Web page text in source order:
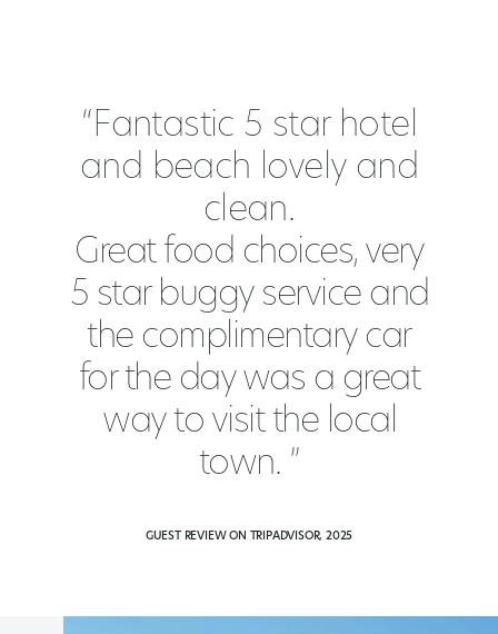
“Fantastic 5 star hotel
and beach lovely and
clean.
Great food choices, very
5 star buggy service and
the complimentary car
for the day was a great
way to visit the local
town. ”
GUEST REVIEW ON TRIPADVISOR, 2025